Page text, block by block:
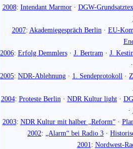
2008: Intendant Marmor· DGW-
2007: Akademiegespräch Berlin · EU-
2006: Erfolg Demmlers· J. Bertram · J.
2005: NDR-Ablehnung · 1. Sendeprotokoll ·
2004: Proteste Berlin · NDR Kultur light·
·
2003: NDR Kultur mit halber „Reform“·
2002: „Alarm“ bei Radio 3 ·
2001: Nordwest-